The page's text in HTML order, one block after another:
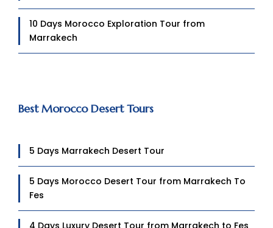
10 Days Morocco Exploration Tour from
Marrakech
Best Morocco Desert Tours
5 Days Marrakech Desert Tour
5 Days Morocco Desert Tour from Marrakech To
Fes
4 Days Luxury Desert Tour from Marrakech to Fes